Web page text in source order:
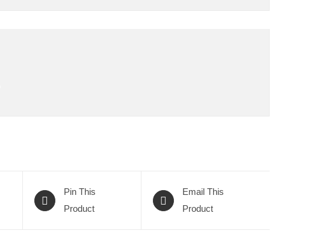
Pin This
Product
Email This
Product